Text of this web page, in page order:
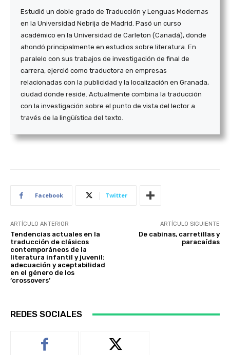
Estudió un doble grado de Traducción y Lenguas Modernas
en la Universidad Nebrija de Madrid. Pasó un curso
académico en la Universidad de Carleton (Canadá), donde
ahondó principalmente en estudios sobre literatura. En
paralelo con sus trabajos de investigación de final de
carrera, ejerció como traductora en empresas
relacionadas con la publicidad y la localización en Granada,
ciudad donde reside. Actualmente combina la traducción
con la investigación sobre el punto de vista del lector a
través de la lingüística del texto.
Facebook Twitter
ARTÍCULO ANTERIOR
Tendencias actuales en la
traducción de clásicos
contemporáneos de la
literatura infantil y juvenil:
adecuación y aceptabilidad
en el género de los
‘crossovers’
ARTÍCULO SIGUIENTE
De cabinas, carretillas y
paracaídas
REDES SOCIALES